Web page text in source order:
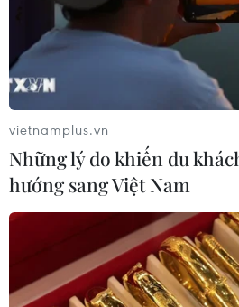
trong ngày hầu tòa
03/01/2024 11:45
Liên quan tới đại án Việt Á, trong
về tội “Nhận hối lộ,” ông Nguyễn
nhận nhiều nhất, khi đã “đút túi”
đương hơn 51 tỷ đồng.
vietnamplus.vn
Những lý do khiến du
hướng sang Việt Nam